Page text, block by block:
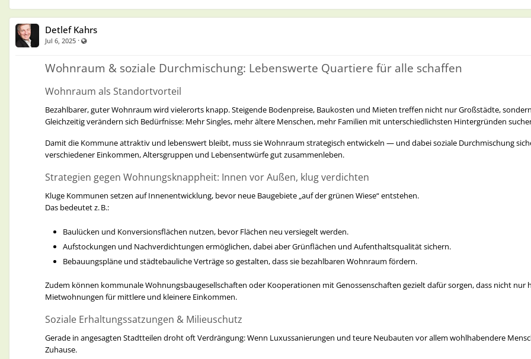
vorzubeugen.
Schutz von Biotopen & Arten: Vielfalt sichern
Blühstreifen, extensive Wiesen und Insektenhotels im öffentlichen Raum,
den Schutz alter Bäume und Baumalleen, die Lebensraum und Mikroklima sichern.
Fazit: Natur & Umweltqualität sind Investitionen in die Zukunft
Ob Gewässer, Lärm- und Luftschutz oder Artenvielfalt — eine hohe Umweltqualität ist Voraussetzung für Lebensqualität, Gesundheit und
Gerne unterstütze ich Ihre Kommune dabei, Konzepte für Gewässer, Grünflächen und Biodiversität zu entwickeln oder
Sprechen wir darüber, wie wir gemeinsam Natur und Lebensqualität in Ihrer Stadt oder Gemeinde nachhaltig sichern können!
Ich biete Ihnen über 25 Jahre Erfahrung (+ über 10 Jahre in einer Kreisverwaltung/ Jugend-/ Sozialamt+Wirtschaftsförderung)
Vielen Dank und herzliche Grüße aus Bremen,
Ihr
Detlef Kahrs
Jul 6, 2025 ·
Wohnraum & soziale Durchmischung: Lebenswerte Quartiere für alle schaffen
Wohnraum als Standortvorteil
Bezahlbarer, guter Wohnraum wird vielerorts knapp. Steigende Bodenpreise, Baukosten und Mieten treffen nicht nur Großstädte,
Gleichzeitig verändern sich Bedürfnisse: Mehr Singles, mehr ältere Menschen, mehr Familien mit unterschiedlichsten Hintergründen
Damit die Kommune attraktiv und lebenswert bleibt, muss sie Wohnraum strategisch entwickeln — und dabei soziale Durchmischung
verschiedener Einkommen, Altersgruppen und Lebensentwürfe gut zusammenleben.
Strategien gegen Wohnungsknappheit: Innen vor Außen, klug verdichten
Kluge Kommunen setzen auf Innenentwicklung, bevor neue Baugebiete „auf der grünen Wiese“ entstehen.
Das bedeutet z. B.:
Baulücken und Konversionsflächen nutzen, bevor Flächen neu versiegelt werden.
Aufstockungen und Nachverdichtungen ermöglichen, dabei aber Grünflächen und Aufenthaltsqualität sichern.
Bebauungspläne und städtebauliche Verträge so gestalten, dass sie bezahlbaren Wohnraum fördern.
Zudem können kommunale Wohnungsbaugesellschaften oder Kooperationen mit Genossenschaften gezielt dafür sorgen, dass nicht
Mietwohnungen für mittlere und kleinere Einkommen.
Soziale Erhaltungssatzungen & Milieuschutz
Gerade in angesagten Stadtteilen droht oft Verdrängung: Wenn Luxussanierungen und teure Neubauten vor allem wohlhabendere
Zuhause.